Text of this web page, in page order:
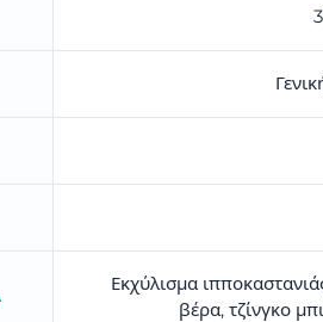
Εκχύλισμα
βέρα, τζίνγκο